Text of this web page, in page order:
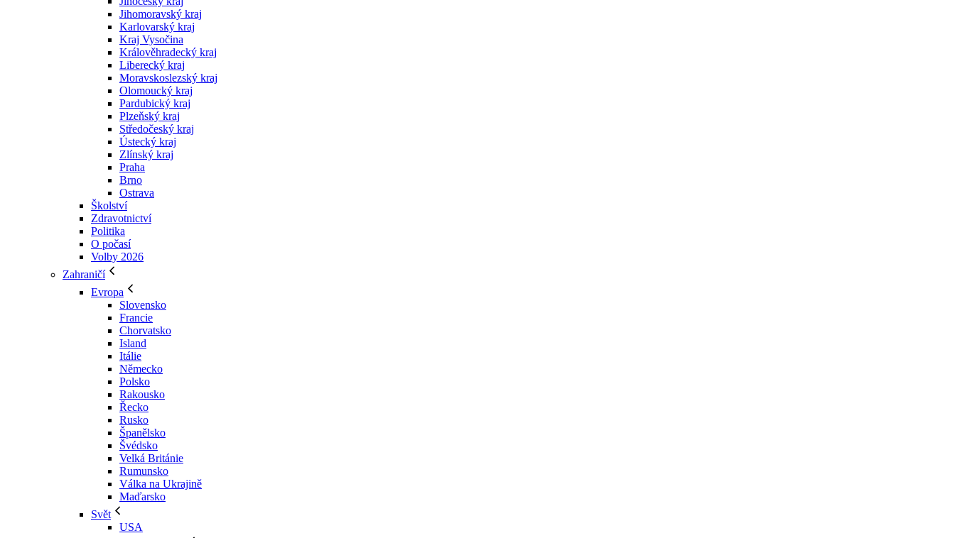
Jihomoravský kraj
Karlovarský kraj
Kraj Vysočina
Králověhradecký kraj
Liberecký kraj
Moravskoslezský kraj
Olomoucký kraj
Pardubický kraj
Plzeňský kraj
Středočeský kraj
Ústecký kraj
Zlínský kraj
Praha
Brno
Ostrava
Školství
Zdravotnictví
Politika
O počasí
Volby 2026
Zahraničí
Evropa
Slovensko
Francie
Chorvatsko
Island
Itálie
Německo
Polsko
Rakousko
Řecko
Rusko
Španělsko
Švédsko
Velká Británie
Rumunsko
Válka na Ukrajině
Maďarsko
Svět
USA